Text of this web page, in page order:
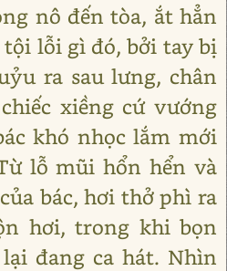
nô đến tòa, ắt hẳn
lỗi gì đó, bởi tay bị
ra sau lưng, chân
xiềng cứ vướng
khó nhọc lắm mới
lỗ mũi hổn hển và
bác, hơi thở phì ra
hơi, trong khi bọn
đang ca hát. Nhìn